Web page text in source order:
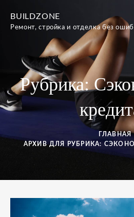
содержимому
BUILDZONE
Ремонт, стройка и отделка без
Рубрика:
ГЛАВНАЯ
АРХИВ ДЛЯ
РУБРИКА:
Рубрика: